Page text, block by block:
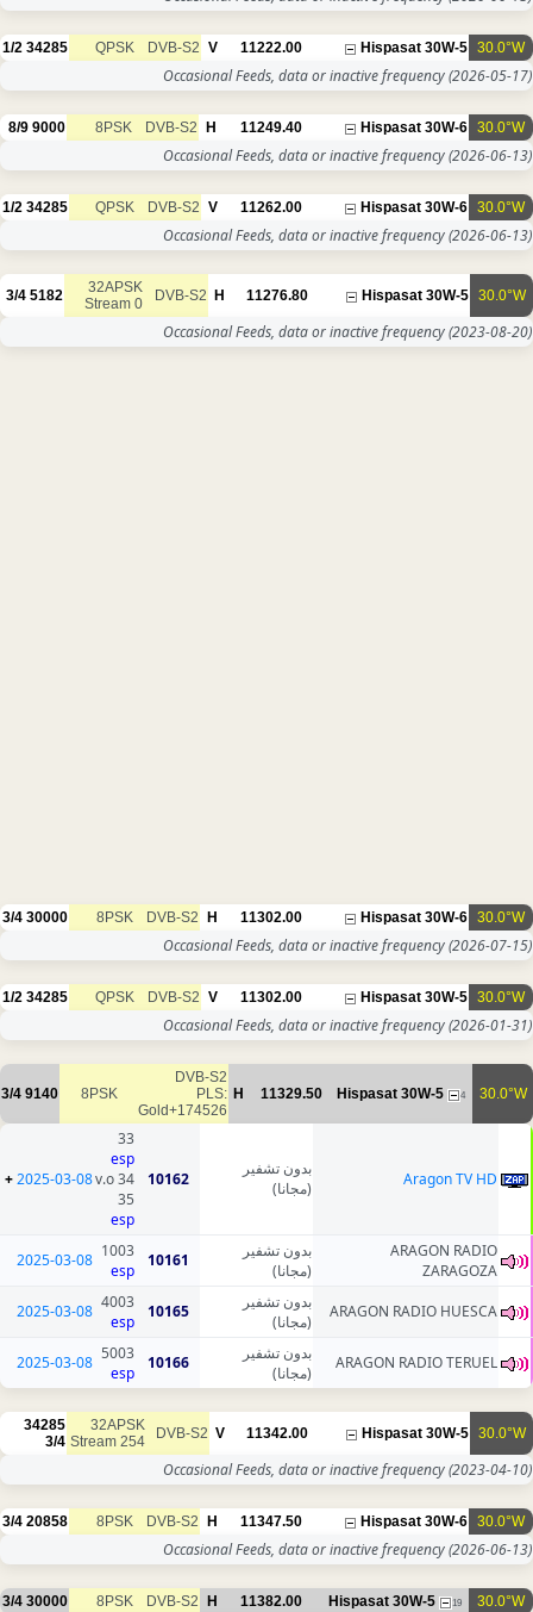
11222.00
V
DVB-S2
QPSK
34285
1/2
Occasional Feeds, data or
11249.40
H
DVB-S2
8PSK
9000
8/9
Occasional Feeds, data or
11262.00
V
DVB-S2
QPSK
34285
1/2
Occasional Feeds, data or
11276.80
H
DVB-S2
32APSK
Stream 0
5182
3/4
Occasional Feeds, data or
11302.00
H
DVB-S2
8PSK
30000
3/4
Occasional Feeds, data or
11302.00
V
DVB-S2
QPSK
34285
1/2
Occasional Feeds, data or
11329.50
H
PLS:
8PSK
9140
(مجانا)
34 v.o
35
2025-03-08
+
بدون تشفير
(مجانا)
1003
esp
2025-03-08
بدون تشفير
(مجانا)
10165
4003
esp
2025-03-08
بدون تشفير
(مجانا)
10166
5003
esp
2025-03-08
11342.00
V
DVB-S2
32APSK
Stream 254
34285
3/4
Occasional Feeds, data or
11347.50
H
DVB-S2
8PSK
20858
3/4
Occasional Feeds, data or
11382.00
H
DVB-S2
8PSK
30000
3/4